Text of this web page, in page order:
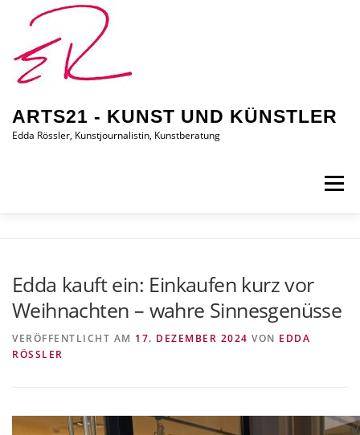
ARTS21 - KUNST UND KÜNSTLER
Edda Rössler, Kunstjournalistin, Kunstberatung
Menü
AUSSTELLUNGEN/BILDER EDDA KAUFT EIN
Edda kauft ein: Einkaufen kurz vor
Weihnachten – wahre Sinnesgenüsse
VERÖFFENTLICHT AM 17. DEZEMBER 2024 VON EDDA
RÖSSLER